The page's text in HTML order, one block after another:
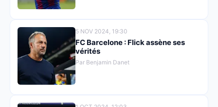
5 NOV 2024, 19:30
FC Barcelone : Flick assène ses
vérités
Par Benjamin Danet